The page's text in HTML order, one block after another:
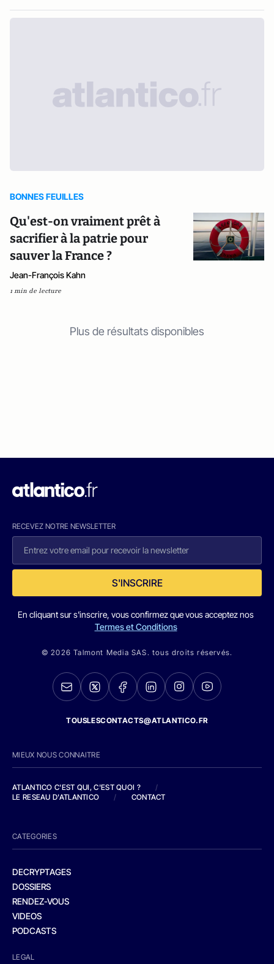
BONNES FEUILLES
Qu'est-on vraiment prêt à
sacrifier à la patrie pour
sauver la France ?
Jean-François Kahn
1 min de lecture
Plus de résultats disponibles
RECEVEZ NOTRE NEWSLETTER
S'INSCRIRE
En cliquant sur s'inscrire, vous confirmez que vous acceptez nos
Termes et Conditions
© 2026 Talmont Media SAS. tous droits réservés.
TOUSLESCONTACTS@ATLANTICO.FR
MIEUX NOUS CONNAITRE
ATLANTICO C'EST QUI, C'EST QUOI ?
/
LE RESEAU D'ATLANTICO
/ CONTACT
CATEGORIES
DECRYPTAGES
DOSSIERS
RENDEZ-VOUS
VIDEOS
PODCASTS
LEGAL